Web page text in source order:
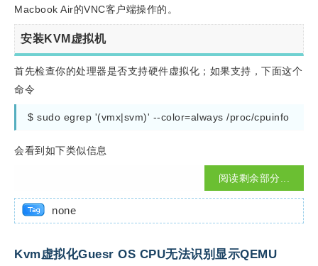
Macbook Air的VNC客户端操作的。
安装KVM虚拟机
首先检查你的处理器是否支持硬件虚拟化；如果支持，下面这个
命令
$ sudo egrep '(vmx|svm)' --color=always /proc/cpuinfo
会看到如下类似信息
阅读剩余部分...
none
Kvm虚拟化Guesr OS CPU无法识别显示QEMU